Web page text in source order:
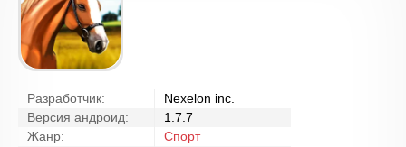
Разработчик:
Nexelon inc.
Версия андроид:
1.7.7
Жанр:
Спорт